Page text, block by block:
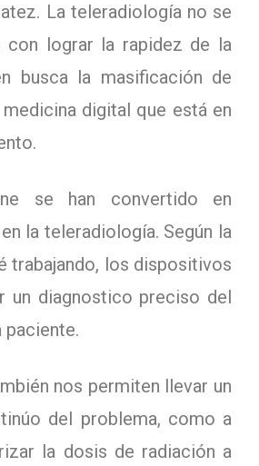
La teleradiología no se
con lograr la rapidez de la
busca la masificación de
digital que está en
se han convertido en
la teleradiología. Según la
trabajando, los dispositivos
un diagnostico preciso del
paciente.
nos permiten llevar un
del problema, como a
la dosis de radiación a